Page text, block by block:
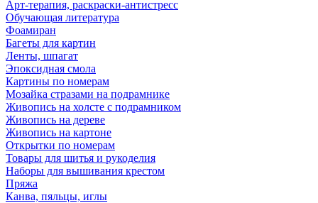
Арт-терапия, раскраски-антистресс
Обучающая литература
Фоамиран
Багеты для картин
Ленты, шпагат
Эпоксидная смола
Картины по номерам
Мозайка стразами на подрамнике
Живопись на холсте с подрамником
Живопись на дереве
Живопись на картоне
Открытки по номерам
Товары для шитья и рукоделия
Наборы для вышивания крестом
Пряжа
Канва, пяльцы, иглы